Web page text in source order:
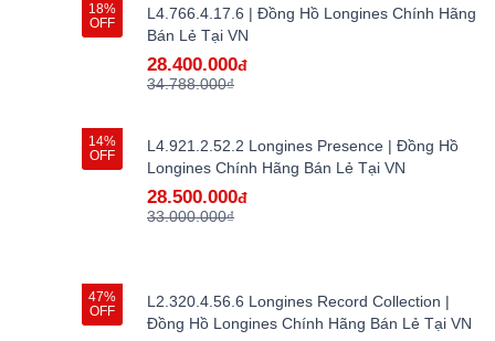
18%
OFF
L4.766.4.17.6 | Đồng Hồ Longines Chính Hãng
Bán Lẻ Tại VN
28.400.000đ
34.788.000₫
14%
OFF
L4.921.2.52.2 Longines Presence | Đồng Hồ
Longines Chính Hãng Bán Lẻ Tại VN
28.500.000đ
33.000.000₫
47%
OFF
L2.320.4.56.6 Longines Record Collection |
Đồng Hồ Longines Chính Hãng Bán Lẻ Tại VN